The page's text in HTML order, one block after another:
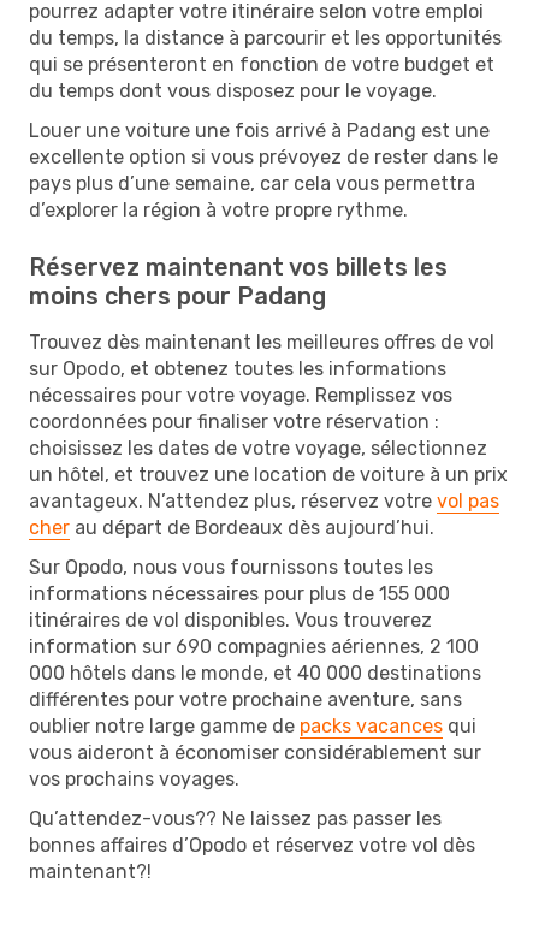
pourrez adapter votre itinéraire selon votre emploi
du temps, la distance à parcourir et les opportunités
qui se présenteront en fonction de votre budget et
du temps dont vous disposez pour le voyage.
Louer une voiture une fois arrivé à Padang est une
excellente option si vous prévoyez de rester dans le
pays plus d’une semaine, car cela vous permettra
d’explorer la région à votre propre rythme.
Réservez maintenant vos billets les
moins chers pour Padang
Trouvez dès maintenant les meilleures offres de vol
sur Opodo, et obtenez toutes les informations
nécessaires pour votre voyage. Remplissez vos
coordonnées pour finaliser votre réservation :
choisissez les dates de votre voyage, sélectionnez
un hôtel, et trouvez une location de voiture à un prix
avantageux. N’attendez plus, réservez votre vol pas
cher au départ de Bordeaux dès aujourd’hui.
Sur Opodo, nous vous fournissons toutes les
informations nécessaires pour plus de 155 000
itinéraires de vol disponibles. Vous trouverez
information sur 690 compagnies aériennes, 2 100
000 hôtels dans le monde, et 40 000 destinations
différentes pour votre prochaine aventure, sans
oublier notre large gamme de packs vacances qui
vous aideront à économiser considérablement sur
vos prochains voyages.
Qu’attendez-vous?? Ne laissez pas passer les
bonnes affaires d’Opodo et réservez votre vol dès
maintenant?!